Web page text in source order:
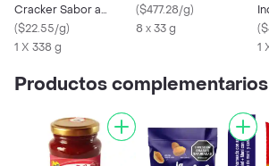
Cracker Sabor a
Queso y Mantequilla
($22.55/g)
1 X 338 g
($477.28/g)
8 x 33 g
(
1
Productos